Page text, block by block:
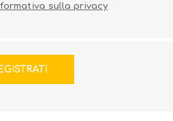
sulla privacy